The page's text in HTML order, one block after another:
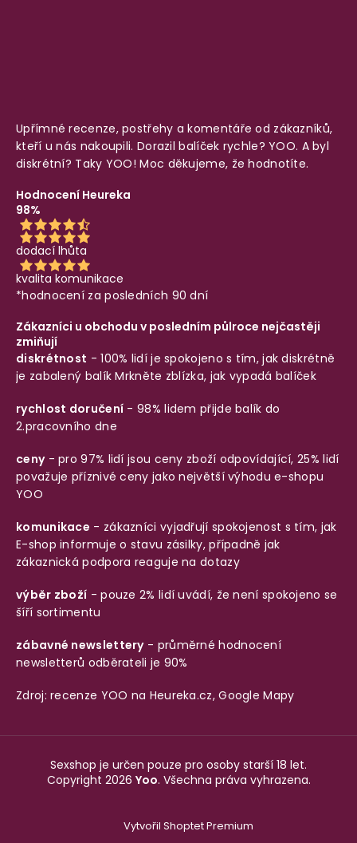
Upřímné recenze, postřehy a komentáře od zákazníků,
kteří u nás nakoupili. Dorazil balíček rychle? YOO. A byl
diskrétní? Taky YOO! Moc děkujeme, že hodnotíte.
Hodnocení Heureka
98%
dodací lhůta
kvalita komunikace
*hodnocení za posledních 90 dní
Zákazníci u obchodu v posledním půlroce nejčastěji
zmiňují
diskrétnost - 100% lidí je spokojeno s tím, jak diskrétně
je zabalený balíkMrkněte zblízka, jak vypadá balíček
rychlost doručení - 98% lidem přijde balík do
2.pracovního dne
ceny- pro 97% lidí jsou ceny zboží odpovídající, 25% lidí
považuje příznivé ceny jako největší výhodu e-shopu
YOO
komunikace - zákazníci vyjadřují spokojenost s tím, jak
E-shop informuje o stavu zásilky, případně jak
zákaznická podpora reaguje na dotazy
výběr zboží - pouze 2% lidí uvádí, že není spokojeno se
šíří sortimentu
zábavné newslettery- průměrné hodnocení
newsletterů odběrateli je 90%
Zdroj: recenze YOO na Heureka.cz,Google Mapy
Vytvořil Shoptet Premium
Sexshop je určen pouze pro osoby starší 18 let.
Copyright 2026 Yoo. Všechna práva vyhrazena.